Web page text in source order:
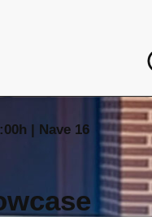
| Nave 16